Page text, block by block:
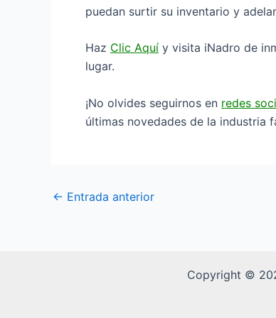
puedan surtir su inventario y
Haz Clic Aquí y visita iNadro de
lugar.
¡No olvides seguirnos en redes
últimas novedades de la industria
← Entrada anterior
Copyright ©